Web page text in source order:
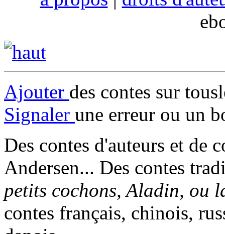
Ajouter des contes sur
Signaler une erreur ou un
Des contes d'auteurs et de
Andersen... Des contes
petits cochons, Aladin, ou
contes français, chinois,